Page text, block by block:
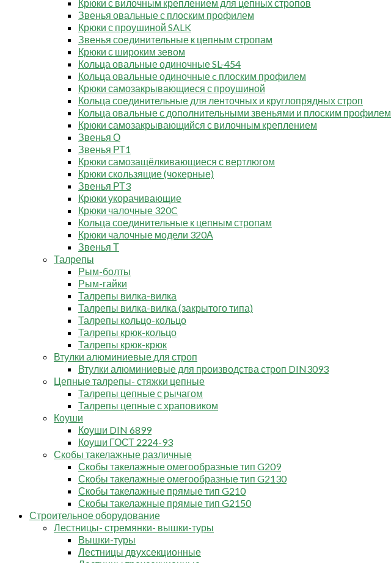
Крюки с вилочным креплением для цепных стропов
Звенья овальные с плоским профилем
Крюки с проушиной SALK
Звенья соединительные к цепным стропам
Крюки с широким зевом
Кольца овальные одиночные SL-454
Кольца овальные одиночные c плоским профилем
Крюки самозакрывающиеся с проушиной
Кольца соединительные для ленточных и круглопрядных строп
Кольца овальные с дополнительными звеньями и плоским профилем
Крюки самозакрывающийся с вилочным креплением
Звенья О
Звенья РТ1
Крюки самозащёлкивающиеся с вертлюгом
Крюки скользящие (чокерные)
Звенья РТ3
Крюки укорачивающие
Крюки чалочные 320C
Кольца соединительные к цепным стропам
Крюки чалочные модели 320А
Звенья Т
Талрепы
Рым-болты
Рым-гайки
Талрепы вилка-вилка
Талрепы вилка-вилка (закрытого типа)
Талрепы кольцо-кольцо
Талрепы крюк-кольцо
Талрепы крюк-крюк
Втулки алюминиевые для строп
Втулки алюминиевые для производства строп DIN3093
Цепные талрепы- стяжки цепные
Талрепы цепные с рычагом
Талрепы цепные с храповиком
Коуши
Коуши DIN 6899
Коуши ГОСТ 2224-93
Скобы такелажные различные
Скобы такелажные омегообразные тип G209
Скобы такелажные омегообразные тип G2130
Скобы такелажные прямые тип G210
Скобы такелажные прямые тип G2150
Строительное оборудование
Лестницы- стремянки- вышки-туры
Вышки-туры
Лестницы двухсекционные